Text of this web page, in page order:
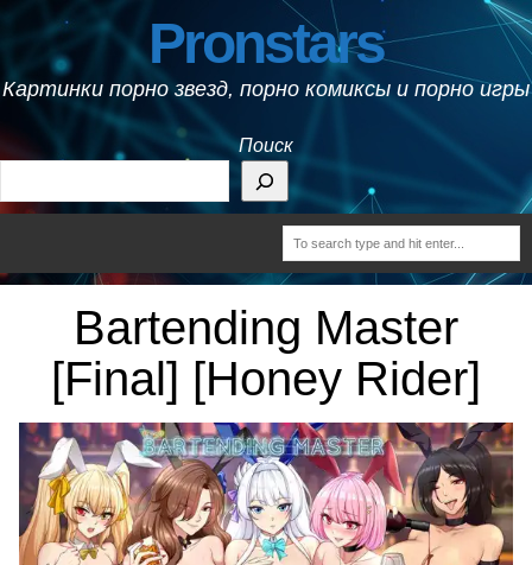
Pronstars
Картинки порно звезд, порно комиксы и порно игры
Поиск
Bartending Master
[Final] [Honey Rider]